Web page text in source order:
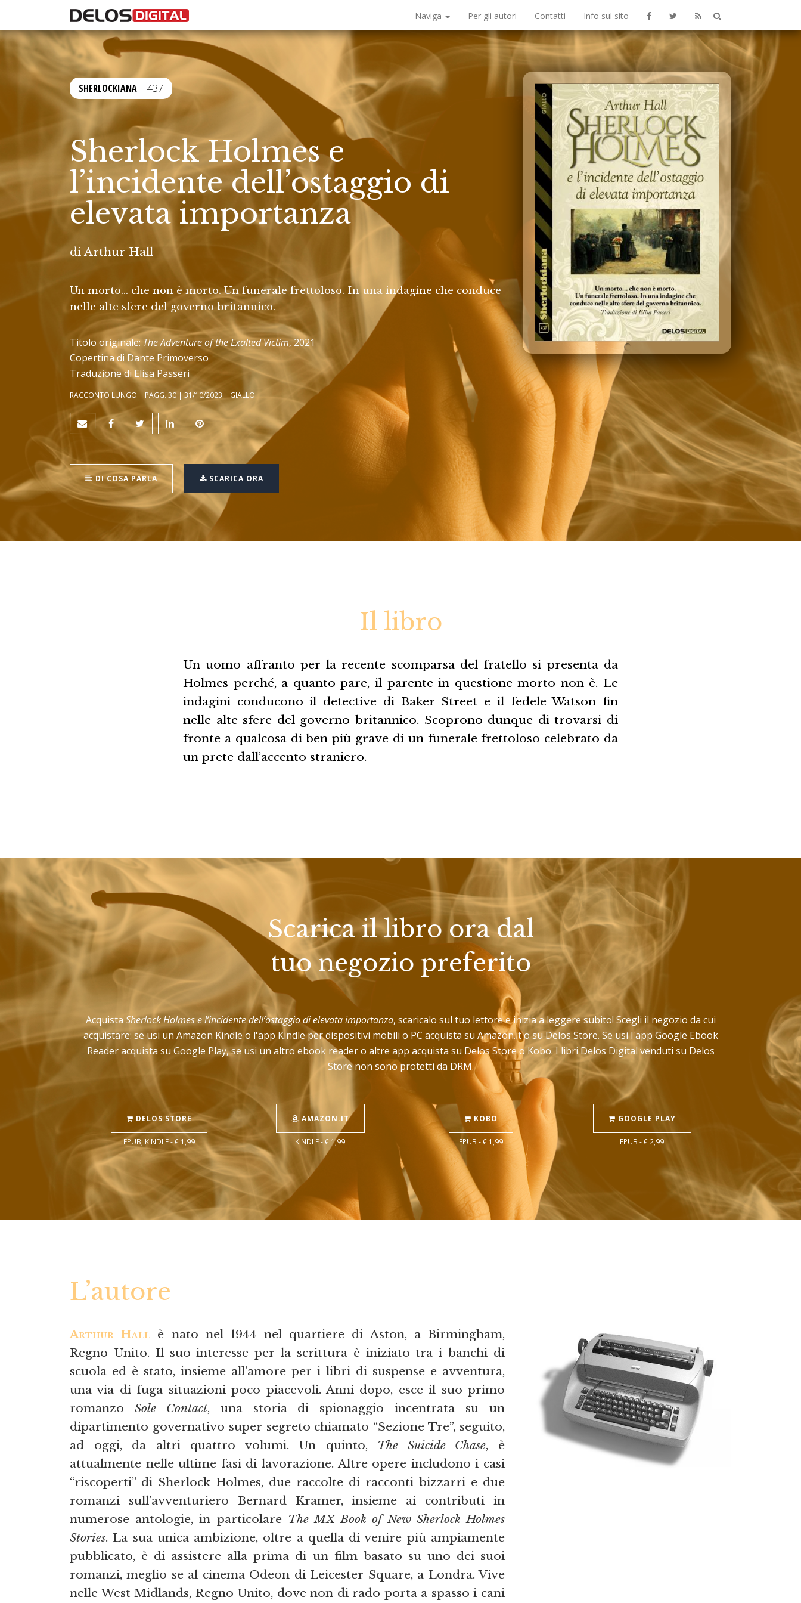
Naviga Per gli autori Contatti Info sul sito
SHERLOCKIANA | 437
Sherlock Holmes e
l’incidente dell’ostaggio di
elevata importanza
diArthur Hall
Un morto... che non è morto. Un funerale frettoloso. In una indagine che conduce
nelle alte sfere del governo britannico.
Titolo originale: The Adventure of the Exalted Victim, 2021
Copertina di Dante Primoverso
Traduzione di Elisa Passeri
RACCONTO LUNGO | PAGG. 30 | 31/10/2023 | GIALLO
DI COSA PARLA SCARICA ORA
Il libro
Un uomo affranto per la recente scomparsa del fratello si presenta da
Holmes perché, a quanto pare, il parente in questione morto non è. Le
indagini conducono il detective di Baker Street e il fedele Watson fin
nelle alte sfere del governo britannico. Scoprono dunque di trovarsi di
fronte a qualcosa di ben più grave di un funerale frettoloso celebrato da
un prete dall’accento straniero.
Scarica il libro ora dal
tuo negozio preferito
AcquistaSherlock Holmes e l’incidente dell’ostaggio di elevata importanza, scaricalo sul tuo lettore e inizia a leggere subito! Scegli il negozio da cui
acquistare: se usi un Amazon Kindle o l'app Kindle per dispositivi mobili o PC acquista su Amazon.it o su Delos Store. Se usi l'app Google Ebook
Reader acquista su Google Play, se usi un altro ebook reader o altre app acquista su Delos Store o Kobo. I libri Delos Digital venduti su Delos
Store non sono protetti da DRM.
DELOS STORE
EPUB, KINDLE - € 1,99
AMAZON.IT
KINDLE - € 1,99
KOBO
EPUB - € 1,99
GOOGLE PLAY
EPUB - € 2,99
L’autore
Arthur Hall è nato nel 1944 nel quartiere di Aston, a Birmingham,
Regno Unito. Il suo interesse per la scrittura è iniziato tra i banchi di
scuola ed è stato, insieme all’amore per i libri di suspense e avventura,
una via di fuga situazioni poco piacevoli. Anni dopo, esce il suo primo
romanzo Sole Contact, una storia di spionaggio incentrata su un
dipartimento governativo super segreto chiamato “Sezione Tre”, seguito,
ad oggi, da altri quattro volumi. Un quinto, The Suicide Chase, è
attualmente nelle ultime fasi di lavorazione. Altre opere includono i casi
“riscoperti” di Sherlock Holmes, due raccolte di racconti bizzarri e due
romanzi sull’avventuriero Bernard Kramer, insieme ai contributi in
numerose antologie, in particolare The MX Book of New Sherlock Holmes
Stories. La sua unica ambizione, oltre a quella di venire più ampiamente
pubblicato, è di assistere alla prima di un film basato su uno dei suoi
romanzi, meglio se al cinema Odeon di Leicester Square, a Londra. Vive
nelle West Midlands, Regno Unito, dove non di rado porta a spasso i cani